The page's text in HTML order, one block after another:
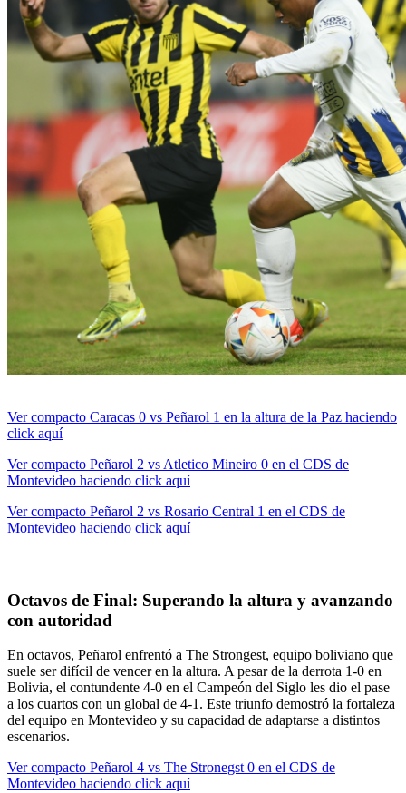
Ver compacto Caracas 0 vs Peñarol 1 en la altura de la Paz haciendo
click aquí
Ver compacto Peñarol 2 vs Atletico Mineiro 0 en el CDS de
Montevideo haciendo click aquí
Ver compacto Peñarol 2 vs Rosario Central 1 en el CDS de
Montevideo haciendo click aquí
Octavos de Final: Superando la altura y avanzando
con autoridad
En octavos, Peñarol enfrentó a The Strongest, equipo boliviano que
suele ser difícil de vencer en la altura. A pesar de la derrota 1-0 en
Bolivia, el contundente 4-0 en el Campeón del Siglo les dio el pase
a los cuartos con un global de 4-1. Este triunfo demostró la fortaleza
del equipo en Montevideo y su capacidad de adaptarse a distintos
escenarios.
Ver compacto Peñarol 4 vs The Stronegst 0 en el CDS de
Montevideo haciendo click aquí